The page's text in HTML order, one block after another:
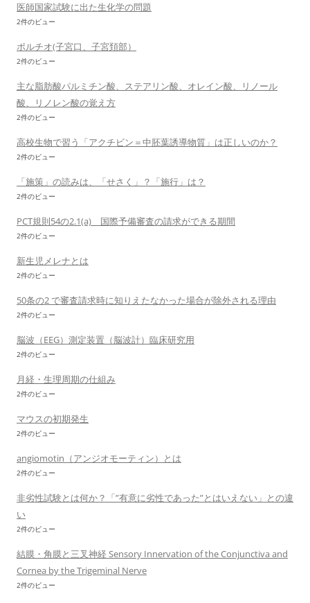
医師国家試験に出た生化学の問題
2件のビュー
ポルチオ(子宮口、子宮頚部）
2件のビュー
主な脂肪酸パルミチン酸、ステアリン酸、オレイン酸、リノール
酸、リノレン酸の覚え方
2件のビュー
高校生物で習う「アクチビン＝中胚葉誘導物質」は正しいのか？
2件のビュー
「施策」の読みは、「せさく」？「施行」は？
2件のビュー
PCT規則54の2.1(a) 国際予備審査の請求ができる期間
2件のビュー
新生児メレナとは
2件のビュー
50条の2 で審査請求時に知りえたなかった場合が除外される理由
2件のビュー
脳波（EEG）測定装置（脳波計）臨床研究用
2件のビュー
月経・生理周期の仕組み
2件のビュー
マウスの初期発生
2件のビュー
angiomotin（アンジオモーティン）とは
2件のビュー
非劣性試験とは何か？「”有意に劣性であった”とはいえない」との違
い
2件のビュー
結膜・角膜と三叉神経 Sensory Innervation of the Conjunctiva and
Cornea by the Trigeminal Nerve
2件のビュー